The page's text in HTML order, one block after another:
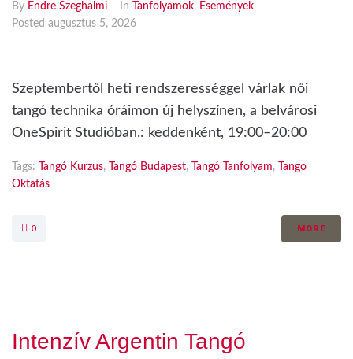
By Endre Szeghalmi In Tanfolyamok, Események
Posted augusztus 5, 2026
Szeptembertől heti rendszerességgel várlak női
tangó technika óráimon új helyszínen, a belvárosi
OneSpirit Studióban.: keddenként, 19:00–20:00
Tags: Tangó Kurzus, Tangó Budapest, Tangó Tanfolyam,
Tango
Oktatás
0 MORE
Intenzív Argentin Tangó